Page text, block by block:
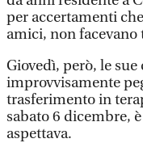
per accertamenti
amici, non facevano
Giovedì, però, le
improvvisamente
trasferimento in
sabato 6 dicembre,
aspettava.